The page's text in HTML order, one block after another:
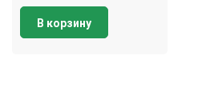
В корзину